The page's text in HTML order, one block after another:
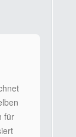
für